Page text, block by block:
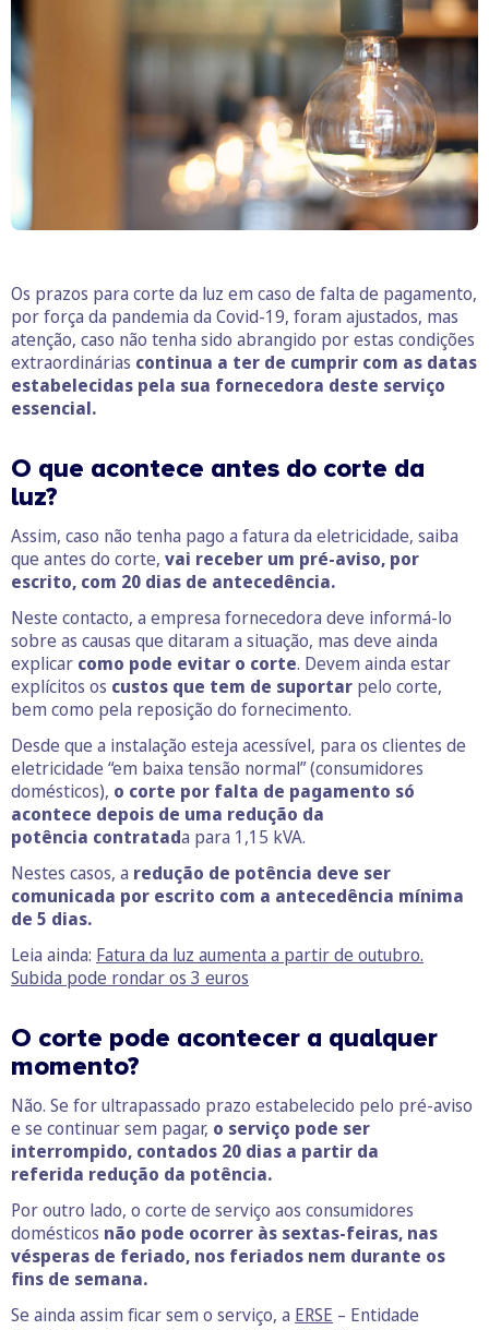
Os prazos para corte da luz em caso de falta de pagamento,
por força da pandemia da Covid-19, foram ajustados, mas
atenção, caso não tenha sido abrangido por estas condições
extraordinárias continua a ter de cumprir com as datas
estabelecidas pela sua fornecedora deste serviço
essencial.
O que acontece antes do corte da
luz?
Assim, caso não tenha pago a fatura da eletricidade, saiba
que antes do corte, vai receber um pré-aviso, por
escrito, com 20 dias de antecedência.
Neste contacto, a empresa fornecedora deve informá-lo
sobre as causas que ditaram a situação, mas deve ainda
explicar como pode evitar o corte. Devem ainda estar
explícitos os custos que tem de suportar pelo corte,
bem como pela reposição do fornecimento.
Desde que a instalação esteja acessível, para os clientes de
eletricidade “em baixa tensão normal” (consumidores
domésticos), o corte por falta de pagamento só
acontece depois de uma redução da
potência contratada para 1,15 kVA.
Nestes casos, a redução de potência deve ser
comunicada por escrito com a antecedência mínima
de 5 dias.
Leia ainda: Fatura da luz aumenta a partir de outubro.
Subida pode rondar os 3 euros
O corte pode acontecer a qualquer
momento?
Não. Se for ultrapassado prazo estabelecido pelo pré-aviso
e se continuar sem pagar, o serviço pode ser
interrompido, contados 20 dias a partir da
referida redução da potência.
Por outro lado, o corte de serviço aos consumidores
domésticos não pode ocorrer às sextas-feiras, nas
vésperas de feriado, nos feriados nem durante os
fins de semana.
Se ainda assim ficar sem o serviço, a ERSE – Entidade